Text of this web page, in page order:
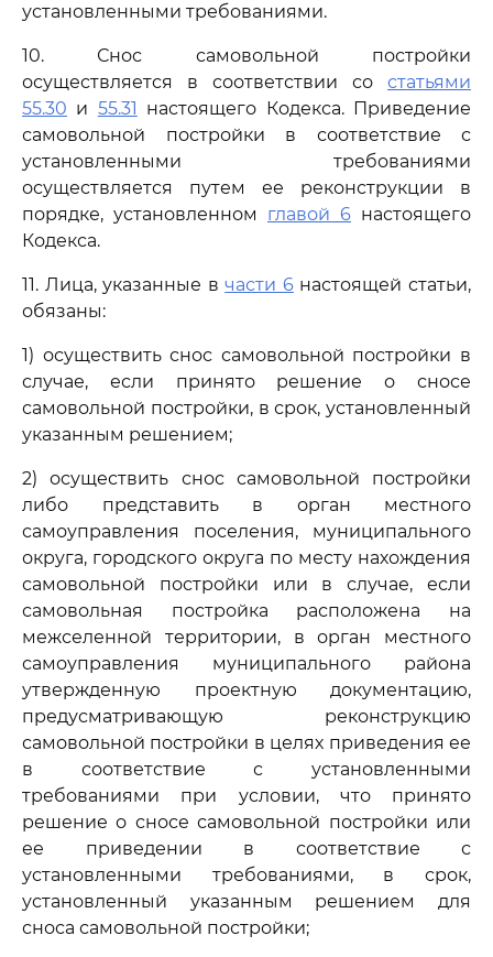
установленными требованиями.
10. Снос самовольной постройки
осуществляется в соответствии со статьями
55.30 и 55.31 настоящего Кодекса. Приведение
самовольной постройки в соответствие с
установленными требованиями
осуществляется путем ее реконструкции в
порядке, установленном главой 6 настоящего
Кодекса.
11. Лица, указанные вчасти 6настоящей статьи,
обязаны:
1) осуществить снос самовольной постройки в
случае, если принято решение о сносе
самовольной постройки, в срок, установленный
указанным решением;
2) осуществить снос самовольной постройки
либо представить в орган местного
самоуправления поселения, муниципального
округа, городского округа по месту нахождения
самовольной постройки или в случае, если
самовольная постройка расположена на
межселенной территории, в орган местного
самоуправления муниципального района
утвержденную проектную документацию,
предусматривающую реконструкцию
самовольной постройки в целях приведения ее
в соответствие с установленными
требованиями при условии, что принято
решение о сносе самовольной постройки или
ее приведении в соответствие с
установленными требованиями, в срок,
установленный указанным решением для
сноса самовольной постройки;